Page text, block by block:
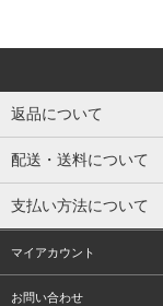
返品について
配送・送料について
支払い方法について
マイアカウント
お問い合わせ